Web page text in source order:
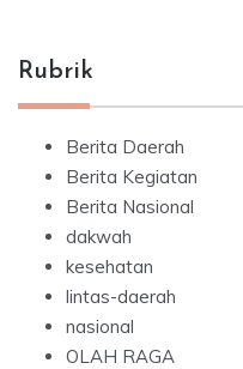
Rubrik
Berita Daerah
Berita Kegiatan
Berita Nasional
dakwah
kesehatan
lintas-daerah
nasional
OLAH RAGA